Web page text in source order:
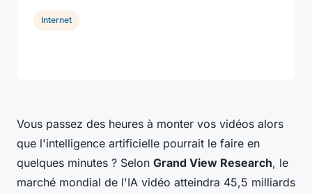
Vous passez des heures à monter vos vidéos alors
que l'intelligence artificielle pourrait le faire en
quelques minutes ? Selon Grand View Research, le
marché mondial de l'IA vidéo atteindra 45,5 milliards
Internet